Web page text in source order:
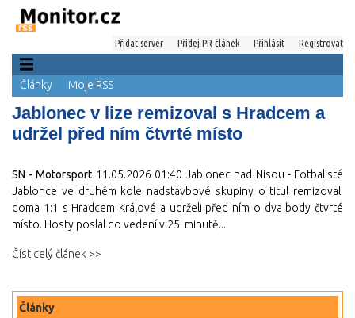
Přidat server Přidej PR článek Přihlásit Registrovat
Články Moje RSS
Jablonec v lize remizoval s Hradcem a
udržel před ním čtvrté místo
SN - Motorsport 11.05.2026 01:40 Jablonec nad Nisou - Fotbalisté
Jablonce ve druhém kole nadstavbové skupiny o titul remizovali
doma 1:1 s Hradcem Králové a udrželi před ním o dva body čtvrté
místo. Hosty poslal do vedení v 25. minutě...
Číst celý článek >>
Články